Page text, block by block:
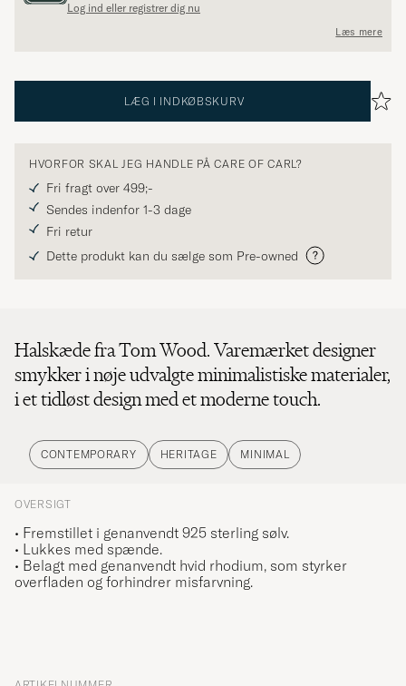
Log ind eller registrer dig nu
Læs mere
LÆG I INDKØBSKURV
HVORFOR SKAL JEG HANDLE PÅ CARE OF CARL?
Fri fragt over 499;-
Sendes indenfor 1-3 dage
Fri retur
Dette produkt kan du sælge som Pre-owned
Halskæde fra Tom Wood. Varemærket designer
smykker i nøje udvalgte minimalistiske materialer,
i et tidløst design med et moderne touch.
CONTEMPORARY HERITAGE MINIMAL
OVERSIGT
• Fremstillet i genanvendt 925 sterling sølv.
• Lukkes med spænde.
• Belagt med genanvendt hvid rhodium, som styrker
overfladen og forhindrer misfarvning.